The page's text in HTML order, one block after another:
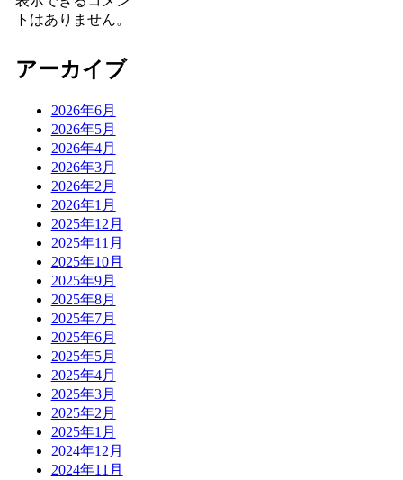
トはありません。
アーカイブ
2026年6月
2026年5月
2026年4月
2026年3月
2026年2月
2026年1月
2025年12月
2025年11月
2025年10月
2025年9月
2025年8月
2025年7月
2025年6月
2025年5月
2025年4月
2025年3月
2025年2月
2025年1月
2024年12月
2024年11月